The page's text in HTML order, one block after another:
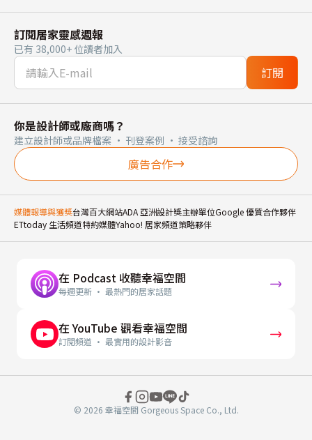
訂閱居家靈感週報
已有 38,000+ 位讀者加入
訂閱
你是設計師或廠商嗎？
建立設計師或品牌檔案 · 刊登案例 · 接受諮詢
廣告合作
媒體報導與獲獎台灣百大網站ADA 亞洲設計獎主辦單位Google 優質合作夥伴
ETtoday 生活頻道特約媒體Yahoo! 居家頻道策略夥伴
在 Podcast 收聽幸福空間
每週更新 · 最熱門的居家話題
在 YouTube 觀看幸福空間
訂閱頻道 · 最實用的設計影音
© 2026 幸福空間 Gorgeous Space Co., Ltd.